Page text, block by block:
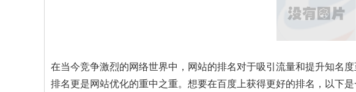
在当今竞争激烈的网络世界中，网站的排名对于吸引流量和提升知名
排名更是网站优化的重中之重。想要在百度上获得更好的排名，以下是